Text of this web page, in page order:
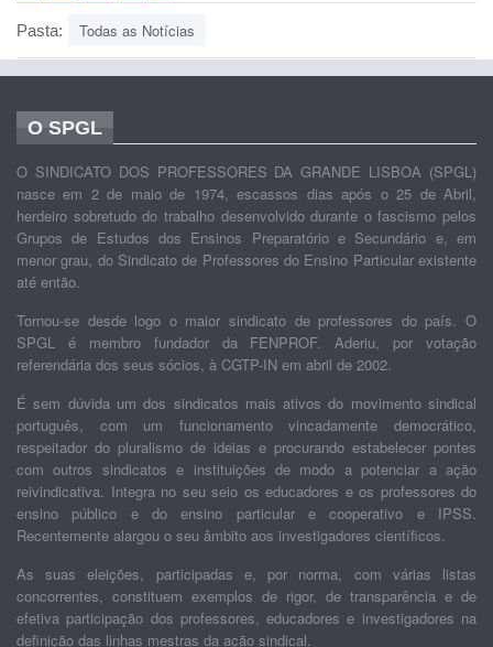
Pasta: Todas as Notícias
O SPGL
O SINDICATO DOS PROFESSORES DA GRANDE LISBOA (SPGL)
nasce em 2 de maio de 1974, escassos dias após o 25 de Abril,
herdeiro sobretudo do trabalho desenvolvido durante o fascismo pelos
Grupos de Estudos dos Ensinos Preparatório e Secundário e, em
menor grau, do Sindicato de Professores do Ensino Particular existente
até então.
Tornou-se desde logo o maior sindicato de professores do país. O
SPGL é membro fundador da FENPROF. Aderiu, por votação
referendária dos seus sócios, à CGTP-IN em abril de 2002.
É sem dúvida um dos sindicatos mais ativos do movimento sindical
português, com um funcionamento vincadamente democrático,
respeitador do pluralismo de ideias e procurando estabelecer pontes
com outros sindicatos e instituições de modo a potenciar a ação
reivindicativa. Integra no seu seio os educadores e os professores do
ensino público e do ensino particular e cooperativo e IPSS.
Recentemente alargou o seu âmbito aos investigadores científicos.
As suas eleições, participadas e, por norma, com várias listas
concorrentes, constituem exemplos de rigor, de transparência e de
efetiva participação dos professores, educadores e investigadores na
definição das linhas mestras da ação sindical.